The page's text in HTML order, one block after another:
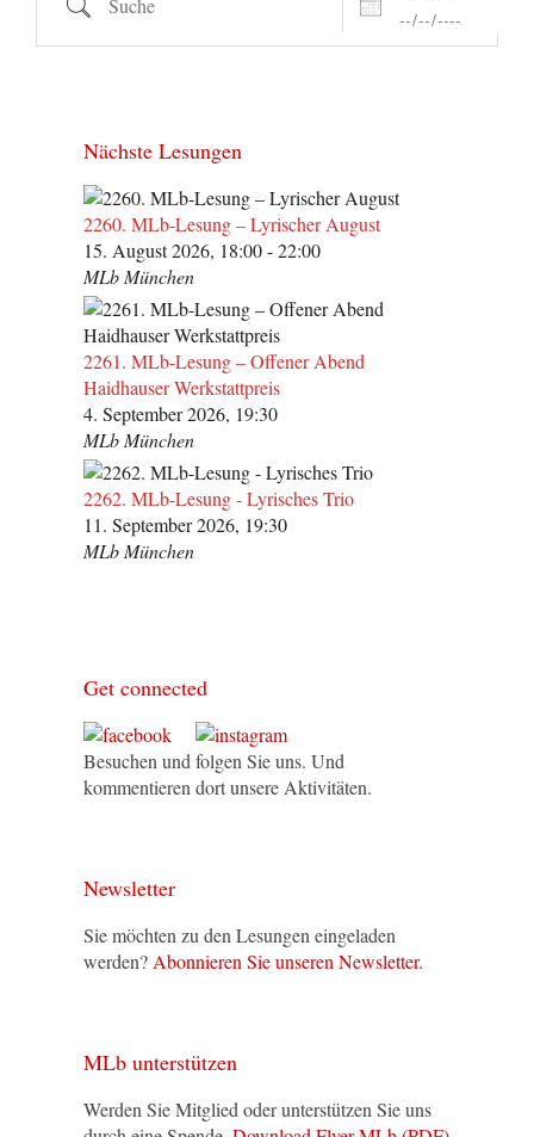
Nächste Lesungen
2260. MLb-Lesung – Lyrischer August
15. August 2026, 18:00 - 22:00
MLb München
2261. MLb-Lesung – Offener Abend
Haidhauser Werkstattpreis
4. September 2026, 19:30
MLb München
2262. MLb-Lesung - Lyrisches Trio
11. September 2026, 19:30
MLb München
Get connected
Besuchen und folgen Sie uns. Und
kommentieren dort unsere Aktivitäten.
Newsletter
Sie möchten zu den Lesungen eingeladen
werden?Abonnieren Sie unseren Newsletter.
MLb unterstützen
Werden Sie Mitglied oder unterstützen Sie uns